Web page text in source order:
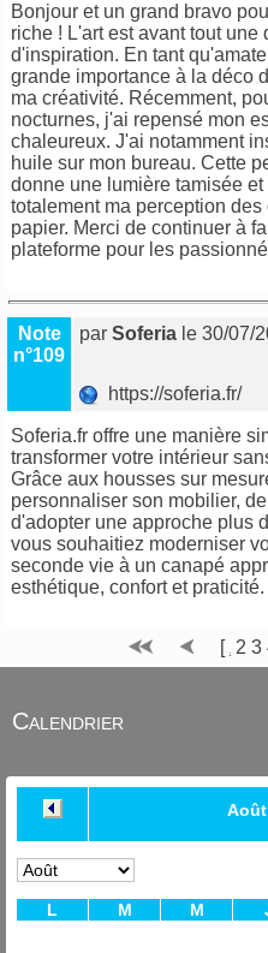
Bonjour et un grand bravo
riche ! L'art est avant tout
d'inspiration. En tant
grande importance à la déco
ma créativité. Récemment,
nocturnes, j'ai repensé mon
chaleureux. J'ai notamment
huile sur mon bureau. Cette
donne une lumière tamisée
totalement ma perception
papier. Merci de continuer à
plateforme pour les
Note
n°109
parSoferia le 30/07/
https://soferia.fr/
Soferia.fr offre une manière
transformer votre intérieur
Grâce aux housses sur
personnaliser son mobilier,
d'adopter une approche plus
vous souhaitiez moderniser
seconde vie à un canapé
esthétique, confort et praticité.
[ 2 3
Calendrier